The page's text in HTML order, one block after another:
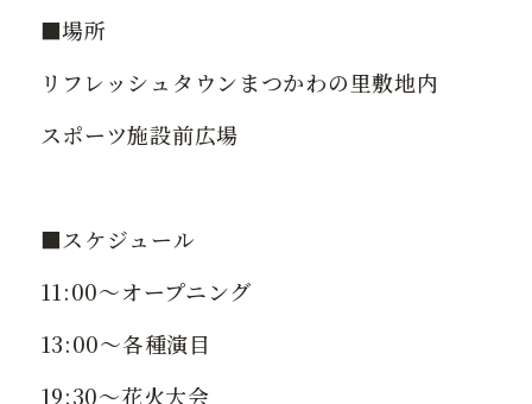
■場所
リフレッシュタウンまつかわの里敷地内
スポーツ施設前広場
■スケジュール
11:00～オープニング
13:00〜各種演目
19:30～花火大会